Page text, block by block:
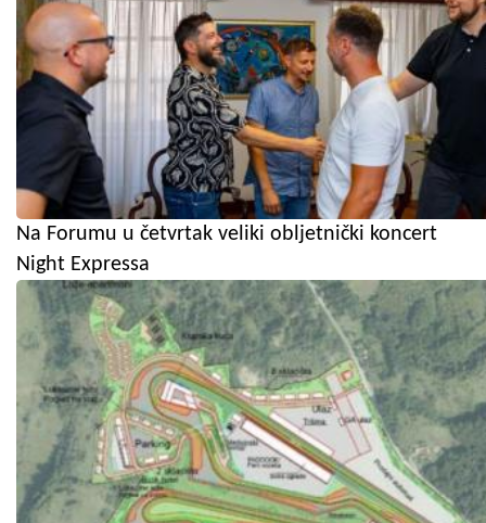
Na Forumu u četvrtak veliki obljetnički koncert
Night Expressa